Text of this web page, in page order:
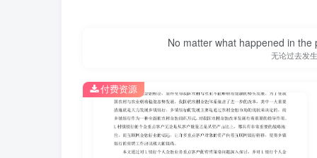
No matter what happened in
无论过去发
付费资源